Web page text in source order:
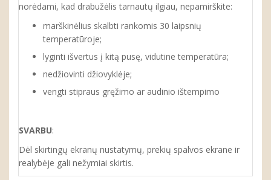
norėdami, kad drabužėlis tarnautų ilgiau, nepamirškite:
marškinėlius skalbti rankomis 30 laipsnių
temperatūroje;
lyginti išvertus į kitą pusę, vidutine temperatūra;
nedžiovinti džiovyklėje;
vengti stipraus gręžimo ar audinio ištempimo
SVARBU:
Dėl skirtingų ekranų nustatymų, prekių spalvos ekrane ir
realybėje gali nežymiai skirtis.